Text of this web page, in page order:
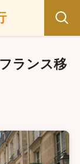
ランス移